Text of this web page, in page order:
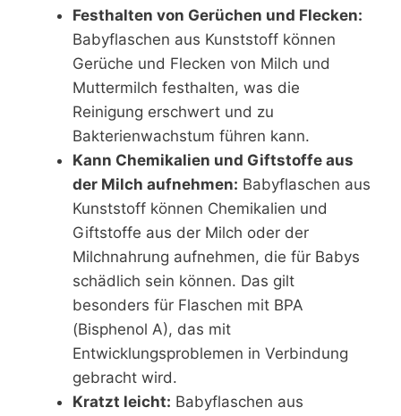
Festhalten von Gerüchen und Flecken:
Babyflaschen aus Kunststoff können
Gerüche und Flecken von Milch und
Muttermilch festhalten, was die
Reinigung erschwert und zu
Bakterienwachstum führen kann.
Kann Chemikalien und Giftstoffe aus
der Milch aufnehmen: Babyflaschen aus
Kunststoff können Chemikalien und
Giftstoffe aus der Milch oder der
Milchnahrung aufnehmen, die für Babys
schädlich sein können. Das gilt
besonders für Flaschen mit BPA
(Bisphenol A), das mit
Entwicklungsproblemen in Verbindung
gebracht wird.
Kratzt leicht: Babyflaschen aus